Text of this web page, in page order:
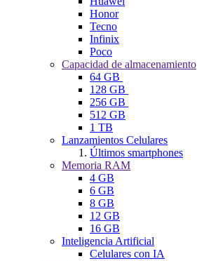
Honor
Tecno
Infinix
Poco
Capacidad de almacenamiento
64 GB
128 GB
256 GB
512 GB
1 TB
Lanzamientos Celulares
Últimos smartphones
Memoria RAM
4 GB
6 GB
8 GB
12 GB
16 GB
Inteligencia Artificial
Celulares con IA